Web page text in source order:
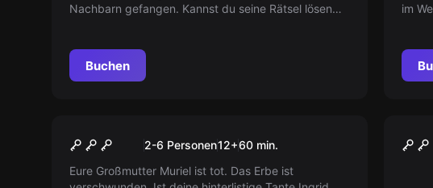
Nachbarn gefangen. Kannst du seine Rätsel lösen
Buchen
im
den
Muriels Elbe
2-6 Personen12+60 min.
Eure Großmutter Muriel ist tot. Das Erbe ist